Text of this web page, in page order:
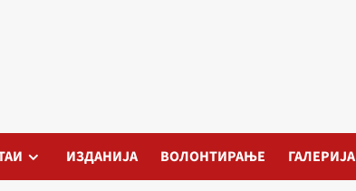
ИЗДАНИЈА ВОЛОНТИРАЊЕ ГАЛЕРИЈА